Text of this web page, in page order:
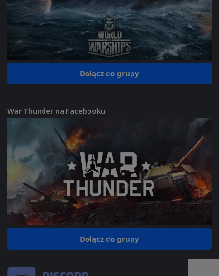
Dołącz do grupy
War Thunder na Facebooku
Dołącz do grupy